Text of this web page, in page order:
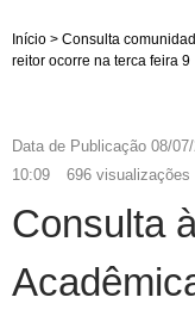
Início > Consulta
reitor ocorre na terca feira 9
Data de Publicação 08/
10:09
696 visualizações
Consulta